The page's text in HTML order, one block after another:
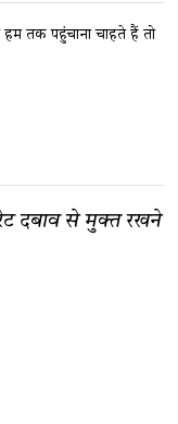
तक पहुंचाना चाहते हैं तो
दबाव से मुक्त रखने